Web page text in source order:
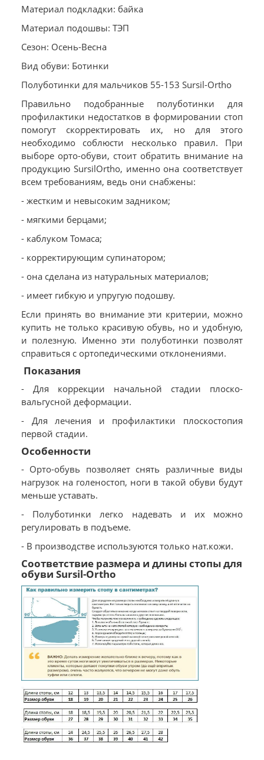
Материал подкладки: байка
Материал подошвы: ТЭП
Сезон: Осень-Весна
Вид обуви: Ботинки
Полуботинки для мальчиков 55-153 Sursil-Ortho
Правильно подобранные полуботинки для
профилактики недостатков в формировании стоп
помогут скорректировать их, но для этого
необходимо соблюсти несколько правил. При
выборе орто-обуви, стоит обратить внимание на
продукцию SursilOrtho, именно она соответствует
всем требованиям, ведь они снабжены:
- жестким и невысоким задником;
- мягкими берцами;
- каблуком Томаса;
- корректирующим супинатором;
- она сделана из натуральных материалов;
- имеет гибкую и упругую подошву.
Если принять во внимание эти критерии, можно
купить не только красивую обувь, но и удобную,
и полезную. Именно эти полуботинки позволят
справиться с ортопедическими отклонениями.
Показания
- Для коррекции начальной стадии плоско-
вальгусной деформации.
- Для лечения и профилактики плоскостопия
первой стадии.
Особенности
- Орто-обувь позволяет снять различные виды
нагрузок на голеностоп, ноги в такой обуви будут
меньше уставать.
- Полуботинки легко надевать и их можно
регулировать в подъеме.
- В производстве используются только нат.кожи.
Соответствие размера и длины стопы для
обуви Sursil-Ortho